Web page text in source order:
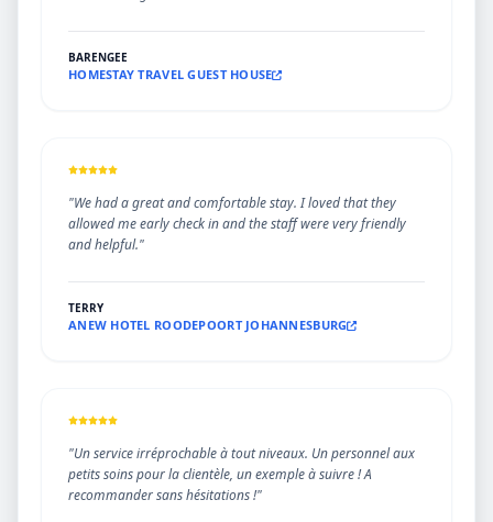
BARENGEE
HOMESTAY TRAVEL GUEST HOUSE
"We had a great and comfortable stay. I loved that they
allowed me early check in and the staff were very friendly
and helpful."
TERRY
ANEW HOTEL ROODEPOORT JOHANNESBURG
"Un service irréprochable à tout niveaux. Un personnel aux
petits soins pour la clientèle, un exemple à suivre ! A
recommander sans hésitations !"